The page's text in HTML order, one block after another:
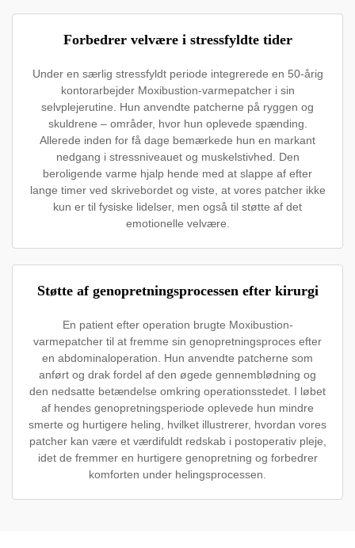
Forbedrer velvære i stressfyldte tider
Under en særlig stressfyldt periode integrerede en 50-årig
kontorarbejder Moxibustion-varmepatcher i sin
selvplejerutine. Hun anvendte patcherne på ryggen og
skuldrene – områder, hvor hun oplevede spænding.
Allerede inden for få dage bemærkede hun en markant
nedgang i stressniveauet og muskelstivhed. Den
beroligende varme hjalp hende med at slappe af efter
lange timer ved skrivebordet og viste, at vores patcher ikke
kun er til fysiske lidelser, men også til støtte af det
emotionelle velvære.
Støtte af genopretningsprocessen efter kirurgi
En patient efter operation brugte Moxibustion-
varmepatcher til at fremme sin genopretningsproces efter
en abdominaloperation. Hun anvendte patcherne som
anført og drak fordel af den øgede gennemblødning og
den nedsatte betændelse omkring operationsstedet. I løbet
af hendes genopretningsperiode oplevede hun mindre
smerte og hurtigere heling, hvilket illustrerer, hvordan vores
patcher kan være et værdifuldt redskab i postoperativ pleje,
idet de fremmer en hurtigere genopretning og forbedrer
komforten under helingsprocessen.